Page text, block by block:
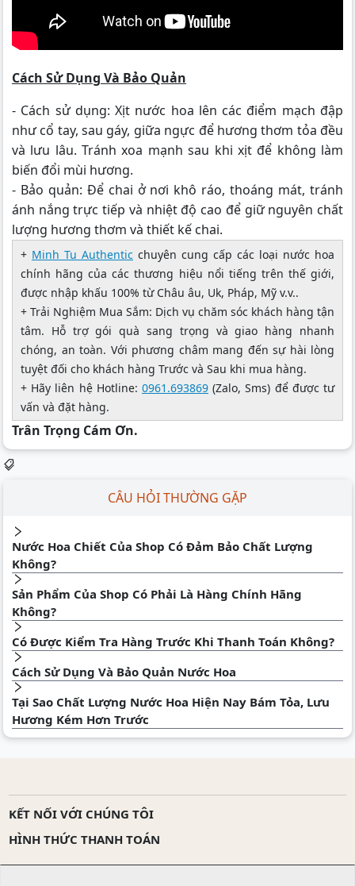
Cách Sử Dụng Và Bảo Quản
- Cách sử dụng: Xịt nước hoa lên các điểm mạch đập
như cổ tay, sau gáy, giữa ngực để hương thơm tỏa đều
và lưu lâu. Tránh xoa mạnh sau khi xịt để không làm
biến đổi mùi hương.
- Bảo quản: Để chai ở nơi khô ráo, thoáng mát, tránh
ánh nắng trực tiếp và nhiệt độ cao để giữ nguyên chất
lượng hương thơm và thiết kế chai.
+ Minh Tu Authentic chuyên cung cấp các loại nước hoa
chính hãng của các thương hiệu nổi tiếng trên thế giới,
được nhập khấu 100% từ Châu âu, Uk, Pháp, Mỹ v.v..
+ Trải Nghiệm Mua Sắm: Dịch vụ chăm sóc khách hàng tận
tâm. Hỗ trợ gói quà sang trọng và giao hàng nhanh
chóng, an toàn. Với phương châm mang đến sự hài lòng
tuyệt đối cho khách hàng Trước và Sau khi mua hàng.
+ Hãy liên hệ Hotline: 0961.693869 (Zalo, Sms) để được tư
vấn và đặt hàng.
Trân Trọng Cám Ơn.
CÂU HỎI THƯỜNG GẶP
Nước Hoa Chiết Của Shop Có Đảm Bảo Chất Lượng
Không?
Sản Phẩm Của Shop Có Phải Là Hàng Chính Hãng
Không?
Có Được Kiểm Tra Hàng Trước Khi Thanh Toán Không?
Cách Sử Dụng Và Bảo Quản Nước Hoa
Tại Sao Chất Lượng Nước Hoa Hiện Nay Bám Tỏa, Lưu
Hương Kém Hơn Trước
KẾT NỐI VỚI CHÚNG TÔI
HÌNH THỨC THANH TOÁN